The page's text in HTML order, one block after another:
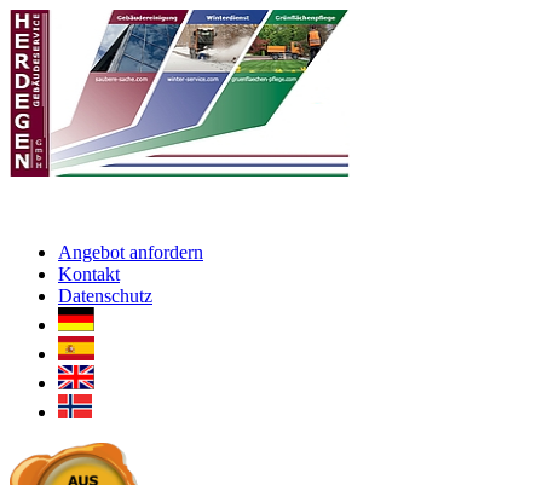
Angebot anfordern
Kontakt
Datenschutz